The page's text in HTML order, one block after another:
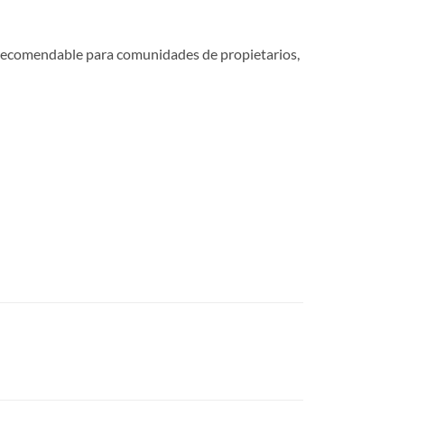
para comunidades de propietarios,